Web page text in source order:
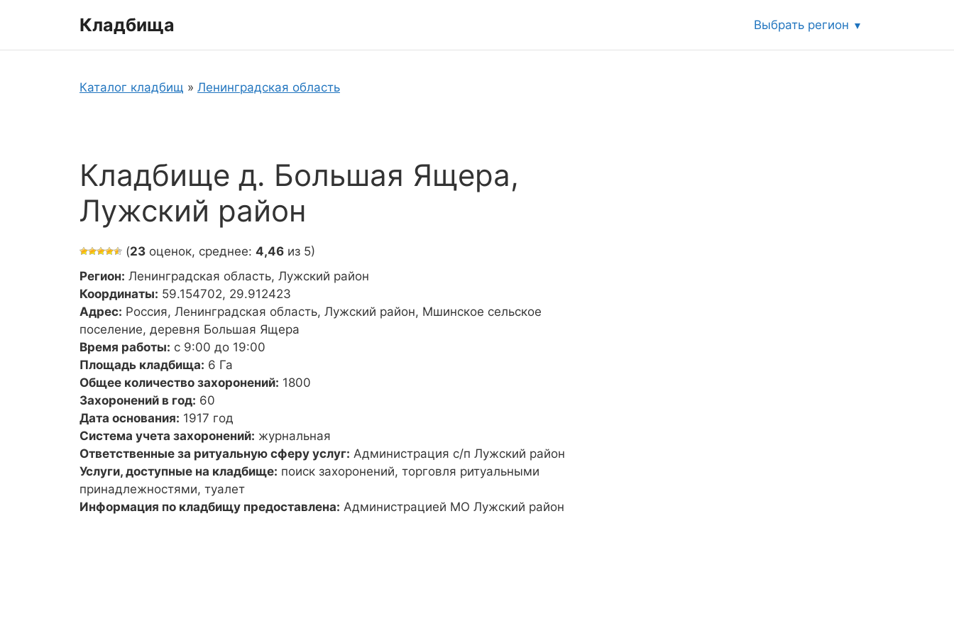
Кладбища Выбрать регион
Каталог кладбищ » Ленинградская область
Кладбище д. Большая Ящера,
Лужский район
(23 оценок, среднее: 4,46 из 5)
Регион: Ленинградская область, Лужский район
Координаты: 59.154702, 29.912423
Адрес: Россия, Ленинградская область, Лужский район, Мшинское сельское
поселение, деревня Большая Ящера
Время работы: с 9:00 до 19:00
Площадь кладбища: 6 Га
Общее количество захоронений: 1800
Захоронений в год: 60
Дата основания: 1917 год
Система учета захоронений: журнальная
Ответственные за ритуальную сферу услуг: Администрация с/п Лужский район
Услуги, доступные на кладбище: поиск захоронений, торговля ритуальными
принадлежностями, туалет
Информация по кладбищу предоставлена: Администрацией МО Лужский район